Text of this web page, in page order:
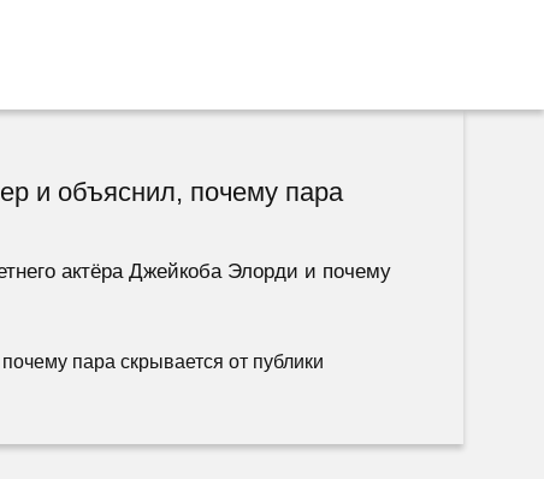
и объяснил, почему пара
актёра Джейкоба Элорди и почему